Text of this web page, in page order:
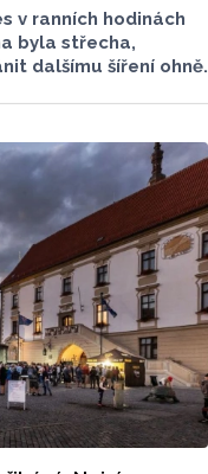
v ranních hodinách
byla střecha,
dalšímu šíření ohně.